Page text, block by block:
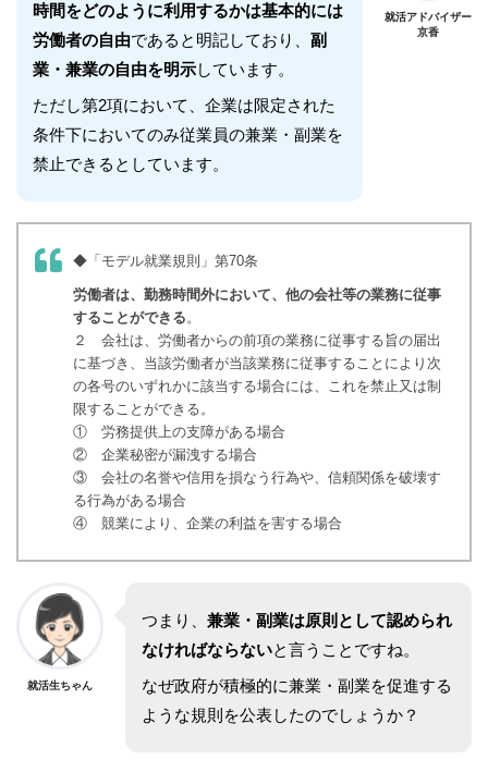
時間をどのように利用するかは基本的には
労働者の自由であると明記しており、 副
業・兼業の自由を明示しています。
ただし第2項において、企業は限定された
条件下においてのみ従業員の兼業・副業を
禁止できるとしています。
就活アドバイザー
京香
◆「モデル就業規則」第70条
労働者は、勤務時間外において、他の会社等の業務に従事
することができる。
２ 会社は、労働者からの前項の業務に従事する旨の届出
に基づき、当該労働者が当該業務に従事することにより次
の各号のいずれかに該当する場合には、これを禁止又は制
限することができる。
① 労務提供上の支障がある場合
② 企業秘密が漏洩する場合
③ 会社の名誉や信用を損なう行為や、信頼関係を破壊す
る行為がある場合
④ 競業により、企業の利益を害する場合
就活生ちゃん
つまり、 兼業・副業は原則として認められ
なければならないと言うことですね。
なぜ政府が積極的に兼業・副業を促進する
ような規則を公表したのでしょうか？